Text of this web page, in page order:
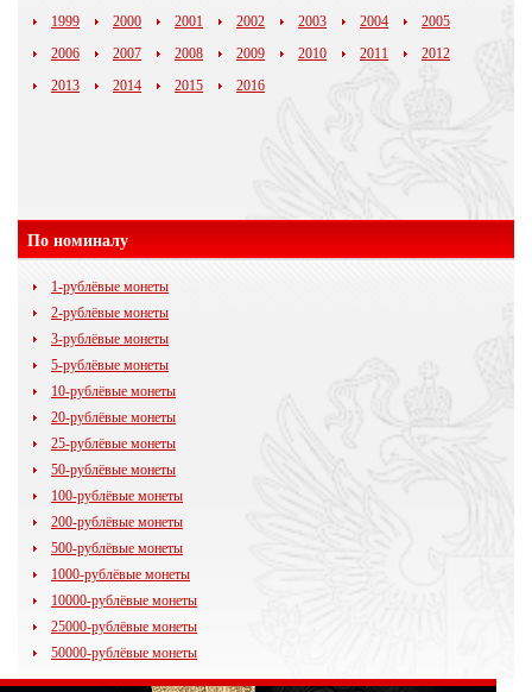
1999
2000 2001 2002 2003 2004
2005
2006
2007 2008 2009 2010 2011
2012
2013
2014 2015 2016
По номиналу
1-рублёвые монеты
2-рублёвые монеты
3-рублёвые монеты
5-рублёвые монеты
10-рублёвые монеты
20-рублёвые монеты
25-рублёвые монеты
50-рублёвые монеты
100-рублёвые монеты
200-рублёвые монеты
500-рублёвые монеты
1000-рублёвые монеты
10000-рублёвые монеты
25000-рублёвые монеты
50000-рублёвые монеты